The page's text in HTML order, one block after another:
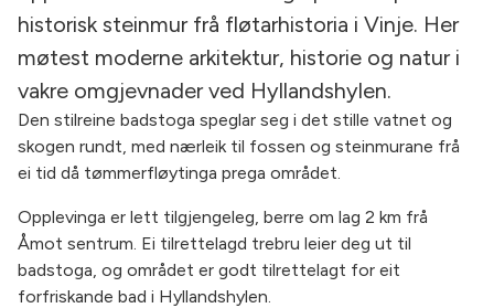
historisk steinmur frå fløtarhistoria i Vinje. Her
møtest moderne arkitektur, historie og natur i
vakre omgjevnader ved Hyllandshylen.
Den stilreine badstoga speglar seg i det stille vatnet og
skogen rundt, med nærleik til fossen og steinmurane frå
ei tid då tømmerfløytinga prega området.
Opplevinga er lett tilgjengeleg, berre om lag 2 km frå
Åmot sentrum. Ei tilrettelagd trebru leier deg ut til
badstoga, og området er godt tilrettelagt for eit
forfriskande bad i Hyllandshylen.